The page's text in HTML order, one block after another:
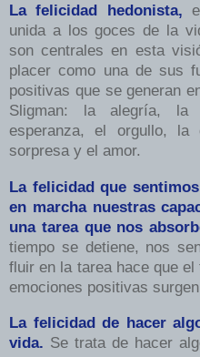
La felicidad hedonista,
unida a los goces de la
son centrales en esta
placer como una de sus
positivas que se generan
Sligman: la alegría, la
esperanza, el orgullo, la
sorpresa y el amor.
La felicidad que
en marcha nuestras
una tarea que nos
tiempo se detiene, nos
fluir en la tarea hace que
emociones positivas
La felicidad de hacer
vida. Se trata de hacer